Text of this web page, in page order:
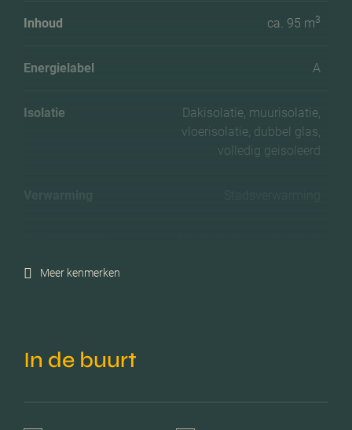
Inhoud ca. 95 m3
Energielabel A
Isolatie
Dakisolatie, muurisolatie,
vloerisolatie, dubbel glas,
volledig geisoleerd
Meer kenmerken
In de buurt